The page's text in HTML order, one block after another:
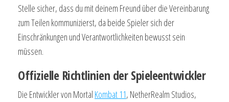
Stelle sicher, dass du mit deinem Freund über die Vereinbarung
zum Teilen kommunizierst, da beide Spieler sich der
Einschränkungen und Verantwortlichkeiten bewusst sein
müssen.
Offizielle Richtlinien der Spieleentwickler
Die Entwickler von Mortal Kombat 11, NetherRealm Studios,